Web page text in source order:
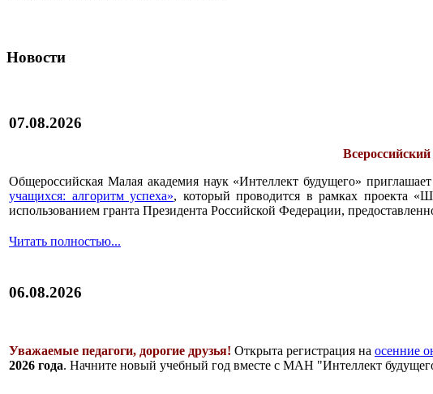
Новости
07.08.2026
Общероссийская Малая академия наук «Интеллект будущего»
учащихся: алгоритм успеха», который проводится в рамках проекта
использованием гранта Президента Российской Федерации,
Читать полностью...
06.08.2026
Уважаемые педагоги, дорогие друзья! Открыта регистрация на осенние
2026 года. Начните новый учебный год вместе с МАН "Интеллект